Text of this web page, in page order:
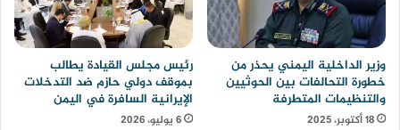
وزير الداخلية اليمني يحذر من
خطورة التحالفات بين الحوثيين
والتنظيمات المتطرفة
18 أكتوبر، 2025
رئيس مجلس القيادة يطالب
بموقف دولي حازم ضد التدخلات
الإيرانية السافرة في اليمن
6 يوليو، 2026